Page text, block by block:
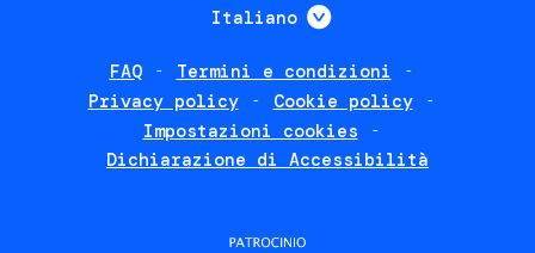
Italiano
FAQ
Termini e condizioni
Privacy policy
Cookie policy
Impostazioni cookies
Dichiarazione di Accessibilità